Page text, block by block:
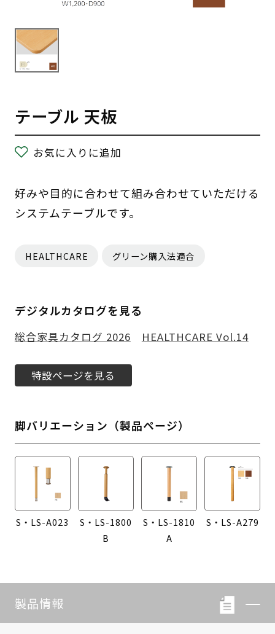
テーブル 天板
お気に入りに追加
好みや目的に合わせて組み合わせていただける
システムテーブルです。
HEALTHCARE グリーン購入法適合
デジタルカタログを見る
総合家具カタログ 2026 HEALTHCARE Vol.14
特設ページを見る
脚バリエーション（製品ページ）
S・LS-A023
S・LS-1800
B
S・LS-1810
A
S・LS-A279
製品情報